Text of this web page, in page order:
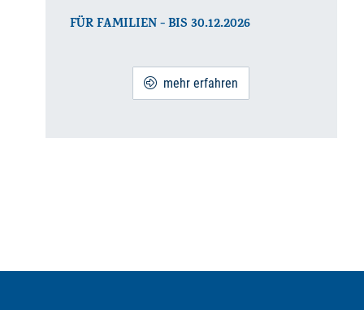
FÜR FAMILIEN - BIS 30.12.2026
mehr erfahren